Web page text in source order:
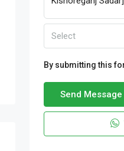
Select
By submitting this
Send Message